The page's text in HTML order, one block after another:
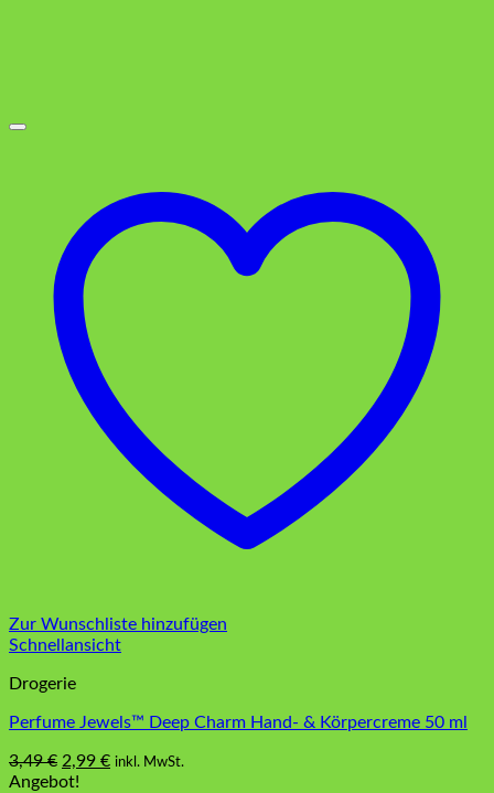
Zur Wunschliste hinzufügen
Schnellansicht
Drogerie
Perfume Jewels™ Deep Charm Hand- & Körpercreme 50 ml
3,49€ Ursprünglicher
Preis
2,99 €Aktueller
inkl. MwSt.
Angebot!